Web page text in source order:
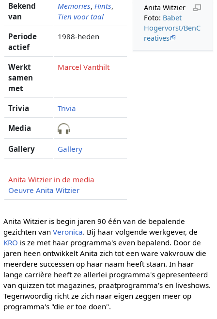
Anita Witzier
Foto: Babet
Hogervorst/BenC
reatives
Bekend
van
Memories, Hints,
Tien voor taal
Periode
actief
1988-heden
Werkt
samen
met
Marcel Vanthilt
Trivia Trivia
Media
Gallery Gallery
Anita Witzier in de media
Oeuvre Anita Witzier
Anita Witzier is begin jaren 90 één van de bepalende
gezichten van Veronica. Bij haar volgende werkgever, de
KRO is ze met haar programma's even bepalend. Door de
jaren heen ontwikkelt Anita zich tot een ware vakvrouw die
meerdere successen op haar naam heeft staan. In haar
lange carrière heeft ze allerlei programma's gepresenteerd
van quizzen tot magazines, praatprogramma's en liveshows.
Tegenwoordig richt ze zich naar eigen zeggen meer op
programma's "die er toe doen".